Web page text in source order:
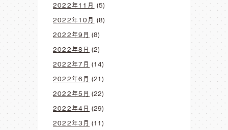
2022年11月 (5)
2022年10月 (8)
2022年9月 (8)
2022年8月 (2)
2022年7月 (14)
2022年6月 (21)
2022年5月 (22)
2022年4月 (29)
2022年3月 (11)